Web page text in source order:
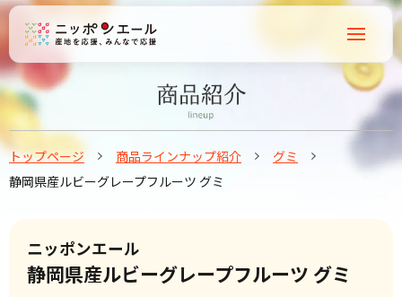
トップページ 商品ラインナップ紹介
グミ
静岡県産ルビーグレープフルーツ グミ
ニッポンエール
静岡県産ルビーグレープフルーツ グミ